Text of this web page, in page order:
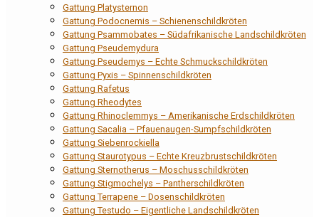
Gattung Platysternon
Gattung Podocnemis – Schienenschildkröten
Gattung Psammobates – Südafrikanische Landschildkröten
Gattung Pseudemydura
Gattung Pseudemys – Echte Schmuckschildkröten
Gattung Pyxis – Spinnenschildkröten
Gattung Rafetus
Gattung Rheodytes
Gattung Rhinoclemmys – Amerikanische Erdschildkröten
Gattung Sacalia – Pfauenaugen-Sumpfschildkröten
Gattung Siebenrockiella
Gattung Staurotypus – Echte Kreuzbrustschildkröten
Gattung Sternotherus – Moschusschildkröten
Gattung Stigmochelys – Pantherschildkröten
Gattung Terrapene – Dosenschildkröten
Gattung Testudo – Eigentliche Landschildkröten